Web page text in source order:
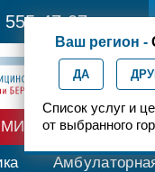
555-47-07
Ваш регион -
ДА
Список услуг и
от выбранного
МИБС